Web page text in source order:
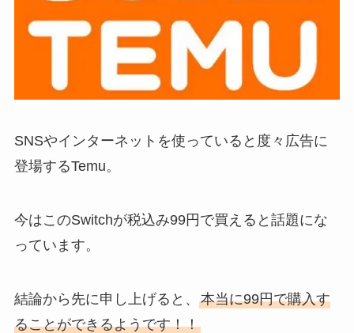
SNSやインターネットを使っていると度々広告に
登場するTemu。
今はこのSwitchが税込み99円で買えると話題にな
っています。
結論から先に申し上げると、 本当に99円で購入す
ることができるようです！！